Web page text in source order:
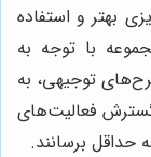
بهتر و استفاده
با توجه به
توجیهی، به
فعالیت‌های
حداقل برسانند.